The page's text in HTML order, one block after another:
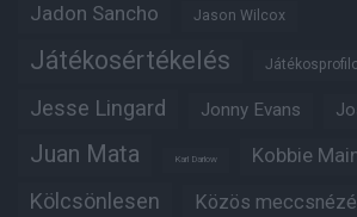
Jadon Sancho Jason Wilcox
Játékosértékelés
Jesse Lingard Jonny Evans
Juan Mata Karl Darlow Kobbie
Kölcsönlesen Közös